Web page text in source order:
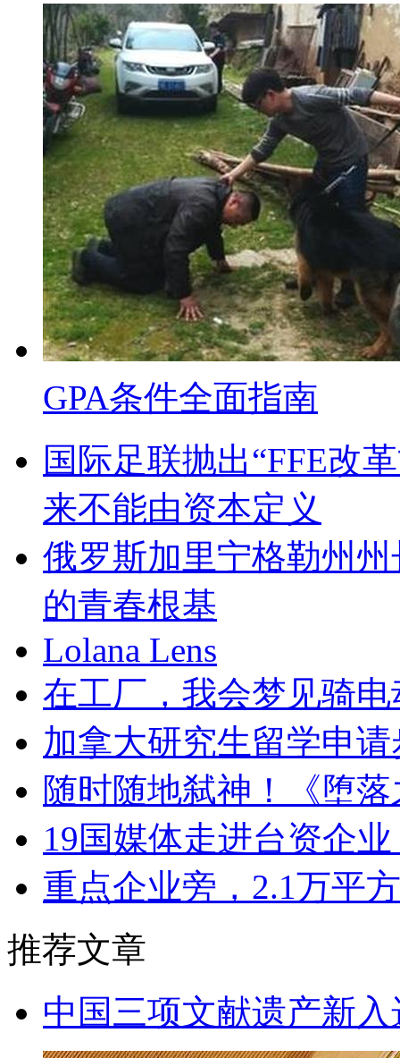
GPA条件全面指南
国际足联抛出“FFE改
来不能由资本定义
俄罗斯加里宁格勒州
的青春根基
Lolana Lens
在工厂，我会梦见骑
加拿大研究生留学申请
随时随地弑神！《堕
19国媒体走进台资企
重点企业旁，2.1万平
推荐文章
中国三项文献遗产新